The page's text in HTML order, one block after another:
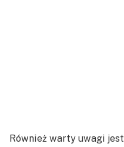
Również warty uwagi jest